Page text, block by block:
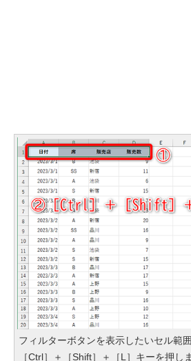
フィルターボタンを表示したいセル範
［Ctrl］＋［Shift］＋［L］キーを押し